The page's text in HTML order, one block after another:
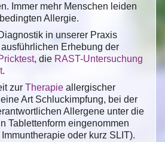
Immer mehr Menschen leiden
Allergie.
in unserer Praxis
Erhebung der
, die RAST-Untersuchung
.
zur Therapie allergischer
Art Schluckimpfung, bei der
Allergene unter die
Tablettenform eingenommen
oder kurz SLIT).